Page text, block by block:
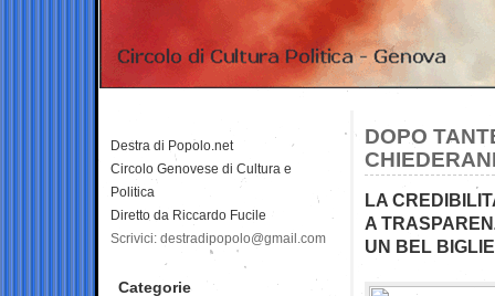
DOPO
LA
A
UN BEL
Destra di Popolo.net
Circolo Genovese di Cultura e
Politica
Diretto da Riccardo Fucile
Scrivici: destradipopolo@gmail.com
Categorie